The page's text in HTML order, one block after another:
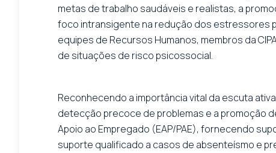
metas de trabalho saudáveis e realistas, a
foco intransigente na redução dos estressores
equipes de Recursos Humanos, membros da
de situações de risco psicossocial.
Reconhecendo a importância vital da escuta
detecção precoce de problemas e a promoção
Apoio ao Empregado (EAP/PAE), fornecendo
suporte qualificado a casos de absenteísmo e